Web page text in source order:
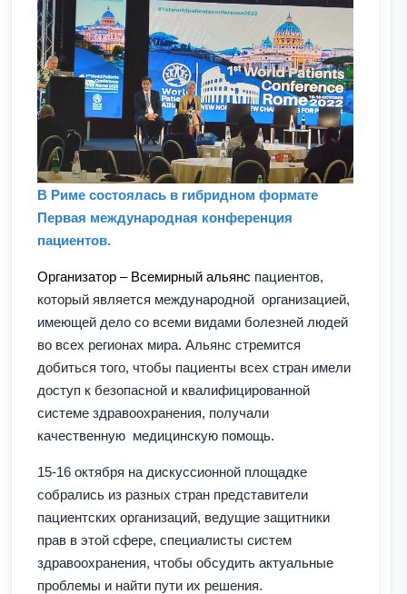
В Риме состоялась в гибридном формате
Первая международная конференция
пациентов.
Организатор – Всемирный альянс пациентов,
который является международной организацией,
имеющей дело со всеми видами болезней людей
во всех регионах мира. Альянс стремится
добиться того, чтобы пациенты всех стран имели
доступ к безопасной и квалифицированной
системе здравоохранения, получали
качественную медицинскую помощь.
15-16 октября на дискуссионной площадке
собрались из разных стран представители
пациентских организаций, ведущие защитники
прав в этой сфере, специалисты систем
здравоохранения, чтобы обсудить актуальные
проблемы и найти пути их решения.